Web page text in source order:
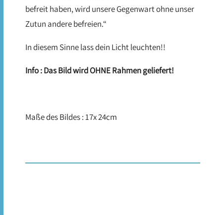
befreit haben, wird unsere Gegenwart ohne unser
Zutun andere befreien.“
In diesem Sinne lass dein Licht leuchten!!
Info : Das Bild wird OHNE Rahmen geliefert!
Maße des Bildes : 17x 24cm